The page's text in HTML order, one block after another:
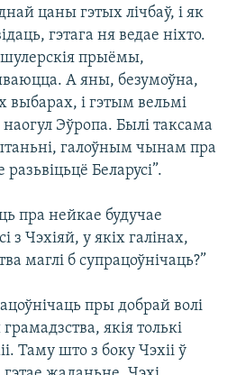
цаны гэтых лічбаў, і як
гэтага ня ведае ніхто.
прыёмы,
А яны, безумоўна,
выбарах, і гэтым вельмі
наогул Эўропа. Былі таксама
галоўным чынам пра
Беларусі”.
пра нейкае будучае
з Чэхіяй, у якіх галінах,
маглі б супрацоўнічаць?”
пры добрай волі
якія толькі
Таму што з боку Чэхіі ў